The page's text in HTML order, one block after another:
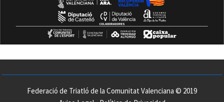
Federació de Triatló de la Comunitat Valenciana © 2019